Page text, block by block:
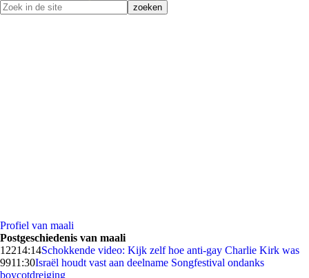
Profiel van maali
Postgeschiedenis van maali
12214:14Schokkende video: Kijk zelf hoe anti-gay Charlie Kirk was
9911:30Israël houdt vast aan deelname Songfestival ondanks
boycotdreiging